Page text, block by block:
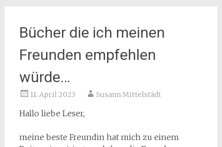
Bücher die ich meinen
Freunden empfehlen
würde…
11. April 2023 Susann Mittelstädt
Hallo liebe Leser,
meine beste Freundin hat mich zu einem